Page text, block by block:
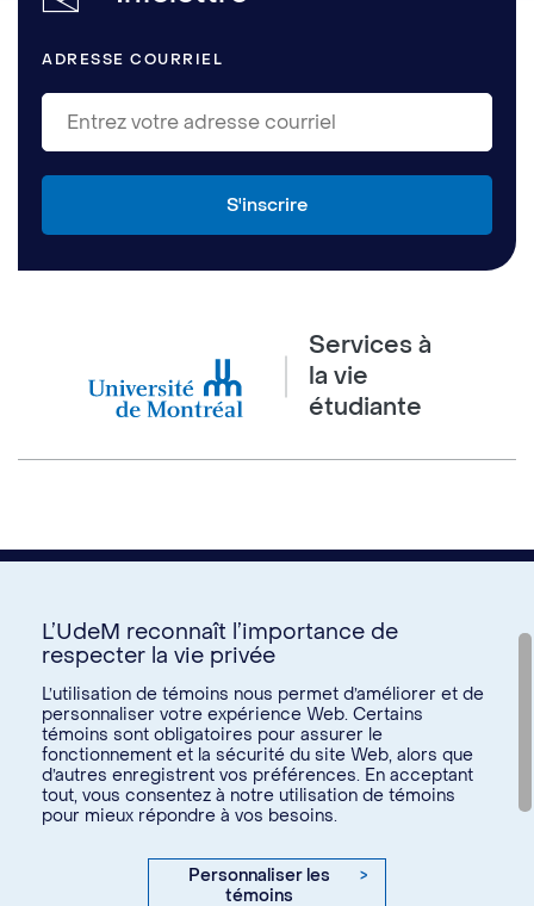
ADRESSE COURRIEL
Services à
la vie
étudiante
Nous joindre
Voir tous les liens
Calendrier de la vie étudiante
Ateliers culturels
Expérience étudiante
Espace entreprises
Confidentialité
Conditions d’utilisation
L’UdeM reconnaît l’importance de
respecter la vie privée
L’utilisation de témoins nous permet d’améliorer et de
personnaliser votre expérience Web. Certains
témoins sont obligatoires pour assurer le
fonctionnement et la sécurité du site Web, alors que
d’autres enregistrent vos préférences. En acceptant
tout, vous consentez à notre utilisation de témoins
pour mieux répondre à vos besoins.
Personnaliser les
témoins
>